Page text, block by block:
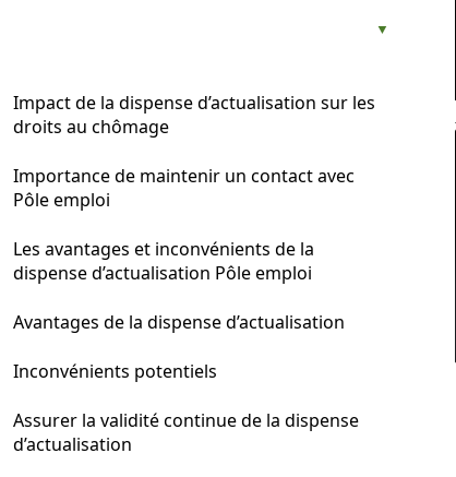
Impact de la dispense d’actualisation sur les
droits au chômage
Importance de maintenir un contact avec
Pôle emploi
Les avantages et inconvénients de la
dispense d’actualisation Pôle emploi
Avantages de la dispense d’actualisation
Inconvénients potentiels
Assurer la validité continue de la dispense
d’actualisation